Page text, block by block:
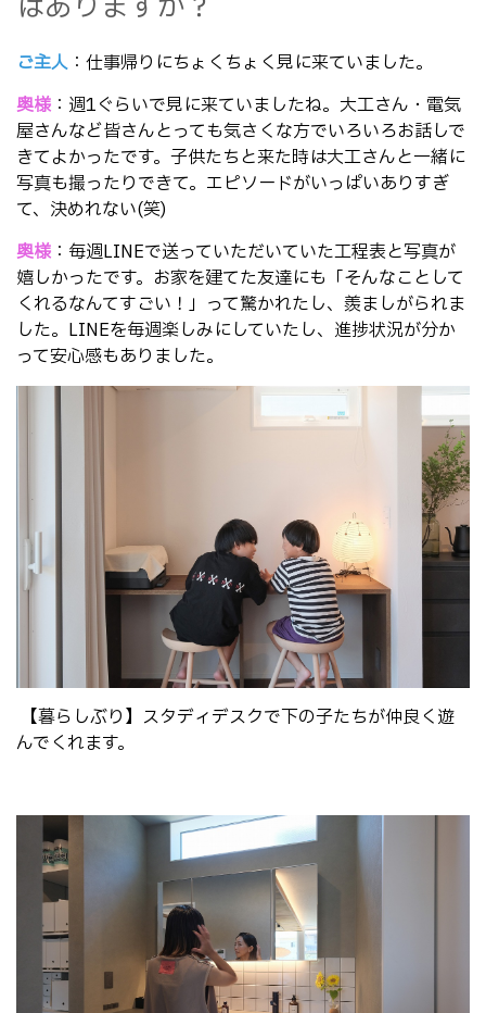
ご主人 ：仕事帰りにちょくちょく見に来ていました。
奥様 ：週1ぐらいで見に来ていましたね。大工さん・電気
屋さんなど皆さんとっても気さくな方でいろいろお話しで
きてよかったです。子供たちと来た時は大工さんと一緒に
写真も撮ったりできて。エピソードがいっぱいありすぎ
て、決めれない(笑)
奥様 ：毎週LINEで送っていただいていた工程表と写真が
嬉しかったです。お家を建てた友達にも「そんなことして
くれるなんてすごい！」って驚かれたし、羨ましがられま
した。LINEを毎週楽しみにしていたし、進捗状況が分か
って安心感もありました。
【暮らしぶり】スタディデスクで下の子たちが仲良く遊
んでくれます。